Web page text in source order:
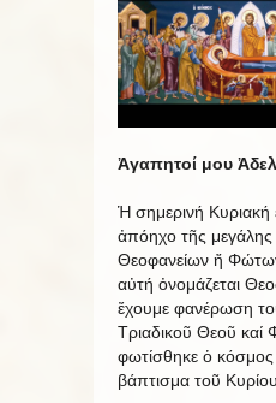
Ἀγαπητοί μου
Ἡ σημερινή Κυριακή
ἀπόηχο τῆς
Θεοφανείων ἤ
αὐτή ὀνομάζεται
ἔχουμε φανέρωση
Τριαδικοῦ Θεοῦ καί
φωτίσθηκε ὁ κόσμος
βάπτισμα τοῦ Κυρίου.